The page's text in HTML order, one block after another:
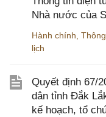
Nhà nước của
Hành chính
lịch
Quyết định 67/
dân tỉnh Đắk
kế hoạch, tổ